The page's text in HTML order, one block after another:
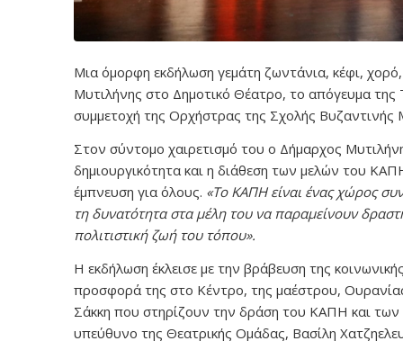
Μια όμορφη εκδήλωση γεμάτη ζωντάνια, κέφι,
Μυτιλήνης στο Δημοτικό Θέατρο, το απόγευμα της
συμμετοχή της Ορχήστρας της Σχολής
Στον σύντομο χαιρετισμό του ο Δήμαρχος
δημιουργικότητα και η διάθεση των μελών του
έμπνευση για όλους. «Το ΚΑΠΗ είναι ένας χώρος
τη δυνατότητα στα μέλη του να παραμείνουν
πολιτιστική ζωή του τόπου».
Η εκδήλωση έκλεισε με την βράβευση της
προσφορά της στο Κέντρο, της μαέστρου,
Σάκκη που στηρίζουν την δράση του ΚΑΠΗ και των
υπεύθυνο της Θεατρικής Ομάδας, Βασίλη